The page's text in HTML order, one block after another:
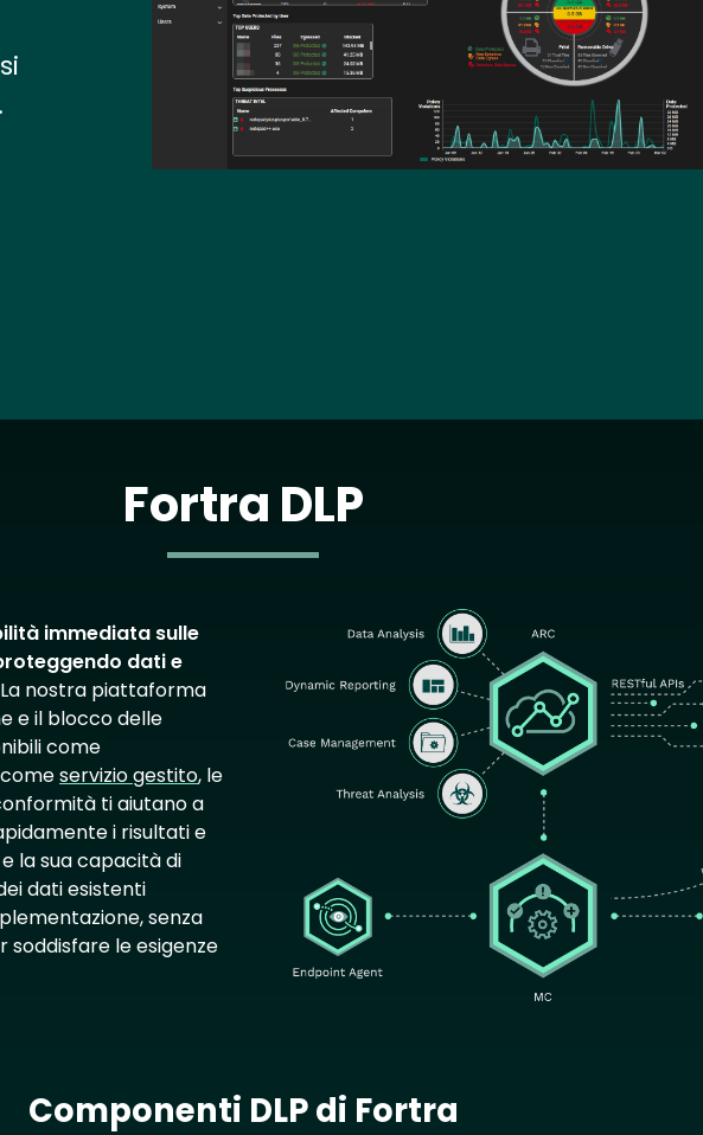
Fortra DLP
immediata sulle
dati e
nostra piattaforma
e il blocco delle
come
servizio gestito, le
ti aiutano a
i risultati e
la sua capacità di
dati esistenti
senza
le esigenze
Componenti DLP di Fortra